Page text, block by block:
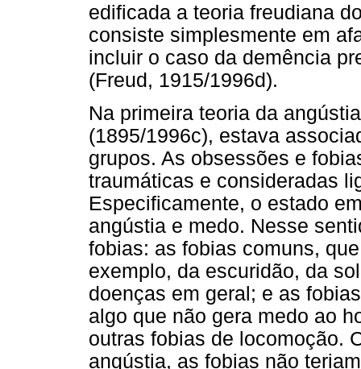
edificada a teoria freudiana
consiste simplesmente em
incluir o caso da demência
(Freud, 1915/1996d).
Na primeira teoria da
(1895/1996c), estava
grupos. As obsessões e
traumáticas e consideradas
Especificamente, o estado
angústia e medo. Nesse
fobias: as fobias comuns,
exemplo, da escuridão, da
doenças em geral; e as
algo que não gera medo ao
outras fobias de locomoção.
angústia, as fobias não